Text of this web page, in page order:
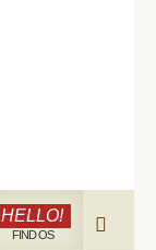
HELLO!
FIND OS